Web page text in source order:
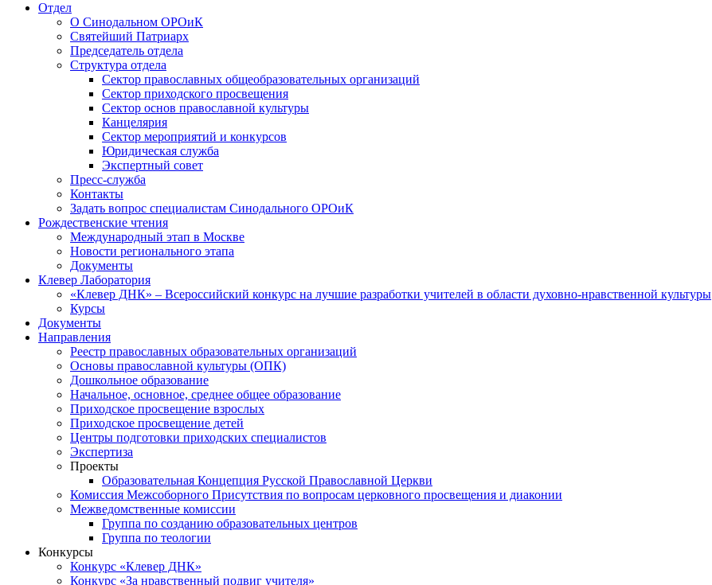
Отдел
О Синодальном ОРОиК
Святейший Патриарх
Председатель отдела
Структура отдела
Сектор православных общеобразовательных организаций
Сектор приходского просвещения
Сектор основ православной культуры
Канцелярия
Сектор мероприятий и конкурсов
Юридическая служба
Экспертный совет
Пресс-служба
Контакты
Задать вопрос специалистам Синодального ОРОиК
Рождественские чтения
Международный этап в Москве
Новости регионального этапа
Документы
Клевер Лаборатория
«Клевер ДНК» – Всероссийский конкурс на лучшие разработки учителей в области духовно-нравственной культуры
Курсы
Документы
Направления
Реестр православных образовательных организаций
Основы православной культуры (ОПК)
Дошкольное образование
Начальное, основное, среднее общее образование
Приходское просвещение взрослых
Приходское просвещение детей
Центры подготовки приходских специалистов
Экспертиза
Проекты
Образовательная Концепция Русской Православной Церкви
Комиссия Межсоборного Присутствия по вопросам церковного просвещения и диаконии
Межведомственные комиссии
Группа по созданию образовательных центров
Группа по теологии
Конкурсы
Конкурс «Клевер ДНК»
Конкурс «За нравственный подвиг учителя»